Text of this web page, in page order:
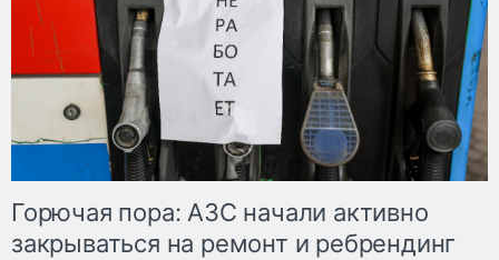
Горючая пора: АЗС начали активно
закрываться на ремонт и ребрендинг